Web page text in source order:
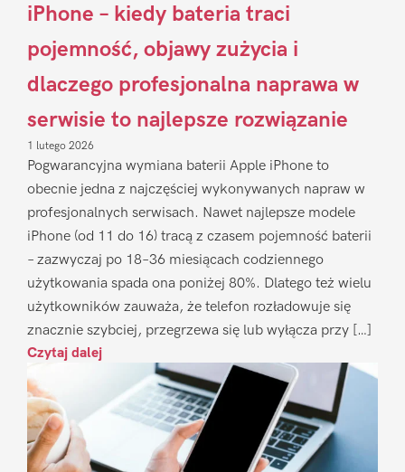
iPhone – kiedy bateria traci
pojemność, objawy zużycia i
dlaczego profesjonalna naprawa w
serwisie to najlepsze rozwiązanie
1 lutego 2026
Pogwarancyjna wymiana baterii Apple iPhone to
obecnie jedna z najczęściej wykonywanych napraw w
profesjonalnych serwisach. Nawet najlepsze modele
iPhone (od 11 do 16) tracą z czasem pojemność baterii
– zazwyczaj po 18–36 miesiącach codziennego
użytkowania spada ona poniżej 80%. Dlatego też wielu
użytkowników zauważa, że telefon rozładowuje się
znacznie szybciej, przegrzewa się lub wyłącza przy […]
Czytaj dalej